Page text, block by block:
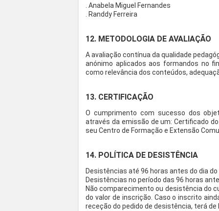
. Anabela Miguel Fernandes
. Randdy Ferreira
12. METODOLOGIA DE AVALIAÇÃO
A avaliação contínua da qualidade
anónimo aplicados aos formandos no
como relevância dos conteúdos,
13. CERTIFICAÇÃO
O cumprimento com sucesso dos
através da emissão de um: Certificado
seu Centro de Formação e Extensão
14. POLÍTICA DE DESISTÊNCIA
Desistências até 96 horas antes do dia
Desistências no período das 96 horas
Não comparecimento ou desistência do
do valor de inscrição. Caso o inscrito
receção do pedido de desistência, terá